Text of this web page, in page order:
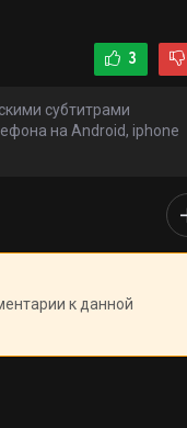
3
субтитрами
на Android, iphone
к данной